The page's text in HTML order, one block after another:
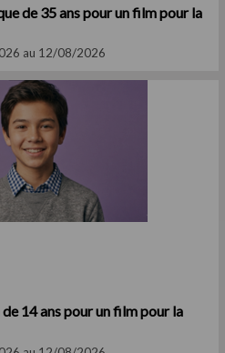
de 35 ans pour un film pour la
au 12/08/2026
14 ans pour un film pour la